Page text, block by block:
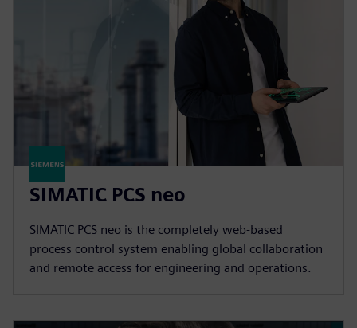
SIMATIC PCS neo
SIMATIC PCS neo is the completely web-based
process control system enabling global collaboration
and remote access for engineering and operations.